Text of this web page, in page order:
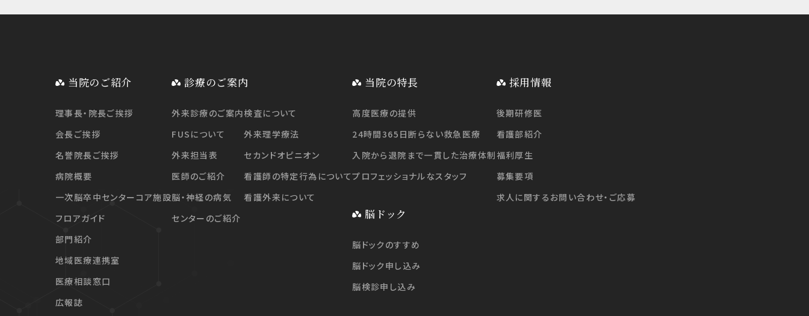
当院のご紹介
理事長・院長ご挨拶
会長ご挨拶
名誉院長ご挨拶
病院概要
一次脳卒中センターコア施設
フロアガイド
部門紹介
地域医療連携室
医療相談窓口
広報誌
診療のご案内
外来診療のご案内
FUSについて
外来担当表
医師のご紹介
脳・神経の病気
センターのご紹介
検査について
外来理学療法
セカンドオピニオン
看護師の特定行為について
看護外来について
当院の特長
高度医療の提供
24時間365日断らない救急医療
入院から退院まで一貫した治療体制
プロフェッショナルなスタッフ
脳ドック
脳ドックのすすめ
脳ドック申し込み
脳検診申し込み
採用情報
後期研修医
看護部紹介
福利厚生
募集要項
求人に関するお問い合わせ・ご応募